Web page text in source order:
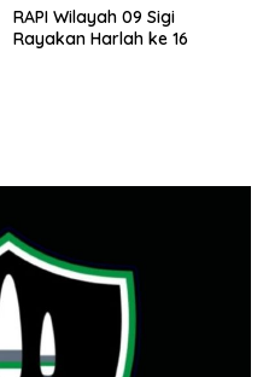
RAPI Wilayah 09 Sigi
Rayakan Harlah ke 16